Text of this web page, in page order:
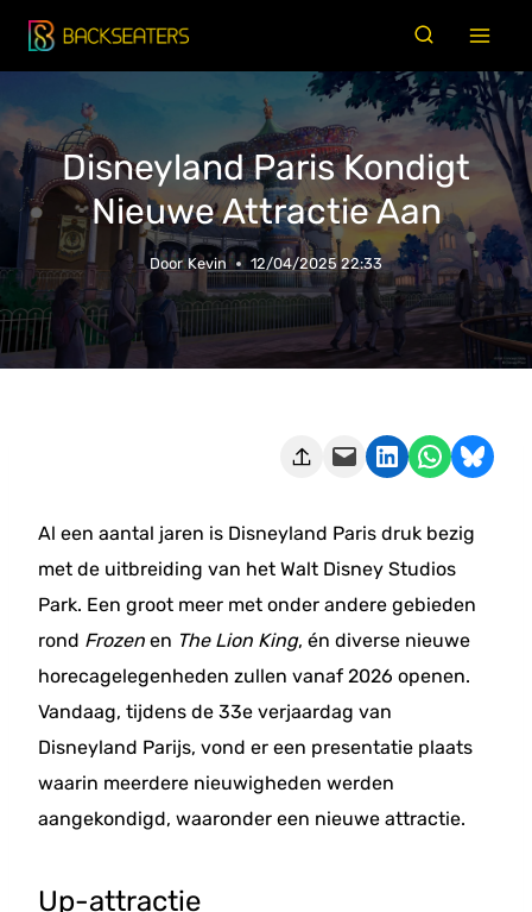
Doorgaan
naar
Disneyland Paris Kondigt
Nieuwe Attractie Aan
Door Kevin 12/04/2025 22:33
Deze pagina e-mailen Delen op LinkedIn Delen via WhatsApp Share on Bluesky
Al een aantal jaren is Disneyland Paris druk bezig
met de uitbreiding van het Walt Disney Studios
Park. Een groot meer met onder andere gebieden
rond Frozen en The Lion King, én diverse nieuwe
horecagelegenheden zullen vanaf 2026 openen.
Vandaag, tijdens de 33e verjaardag van
Disneyland Parijs, vond er een presentatie plaats
waarin meerdere nieuwigheden werden
aangekondigd, waaronder een nieuwe attractie.
Up-attractie